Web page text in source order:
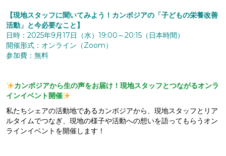
【現地スタッフに聞いてみよう！カンボジアの「子どもの栄養改善
活動」と今必要なこと】
日時：2025年9月17日（水）19:00～20:15（日本時間）
開催形式：オンライン（Zoom）
参加費：無料
カンボジアから生の声をお届け！現地スタッフとつながるオンラ
インイベント開催
私たちシェアの活動地であるカンボジアから、現地スタッフとリア
ルタイムでつなぎ、現地の様子や活動への想いを語ってもらうオン
ラインイベントを開催します！